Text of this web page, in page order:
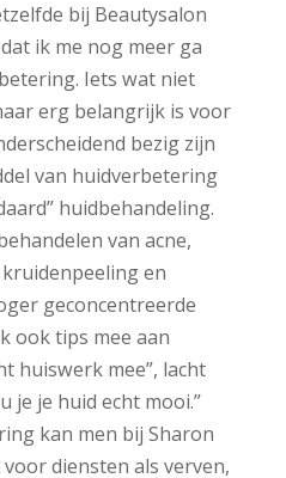
bij Beautysalon
ik me nog meer ga
Iets wat niet
erg belangrijk is voor
bezig zijn
van huidverbetering
huidbehandeling.
van acne,
en
geconcentreerde
ook tips mee aan
huiswerk mee”, lacht
je je huid echt mooi.”
kan men bij Sharon
diensten als verven,